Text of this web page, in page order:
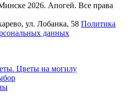
2026. Апогей. Все права
ул. Лобанка, 58 Политика
данных
Цветы на могилу